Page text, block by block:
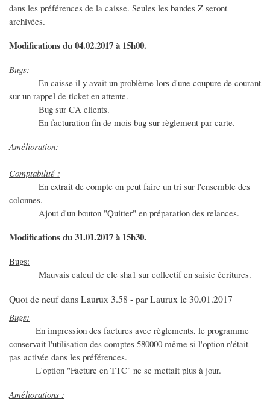
dans les préférences de la caisse. Seules les bandes Z seront
archivées.
Modifications du 04.02.2017 à 15h00.
Bugs:
En caisse il y avait un problème lors d'une coupure de courant
sur un rappel de ticket en attente.
Bug sur CA clients.
En facturation fin de mois bug sur règlement par carte.
Amélioration:
Comptabilité :
En extrait de compte on peut faire un tri sur l'ensemble des
colonnes.
Ajout d'un bouton "Quitter" en préparation des relances.
Modifications du 31.01.2017 à 15h30.
Bugs:
Mauvais calcul de cle sha1 sur collectif en saisie écritures.
Quoi de neuf dans Laurux 3.58 - par Laurux le 30.01.2017
Bugs:
En impression des factures avec règlements, le programme
conservait l'utilisation des comptes 580000 même si l'option n'était
pas activée dans les préférences.
L'option "Facture en TTC" ne se mettait plus à jour.
Améliorations :